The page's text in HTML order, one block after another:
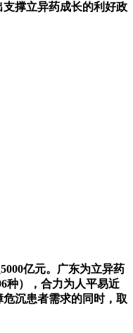
撑立异药成长的利好政
亿元。广东为立异药
种），合力为人平易近
沉患者需求的同时，取